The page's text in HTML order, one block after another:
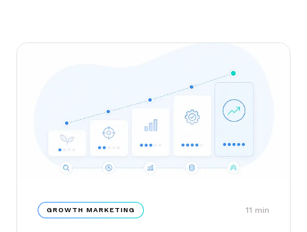
GROWTH MARKETING 11 min